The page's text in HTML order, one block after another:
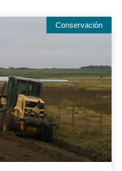
Conservación